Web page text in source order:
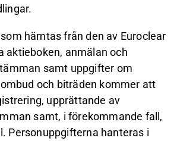
hämtas från den av Euroclear
aktieboken, anmälan och
samt uppgifter om
och biträden kommer att
upprättande av
samt, i förekommande fall,
Personuppgifterna hanteras i